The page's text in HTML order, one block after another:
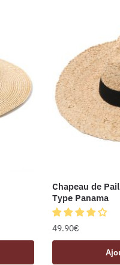
Chapeau de
Type Panama
49.90€